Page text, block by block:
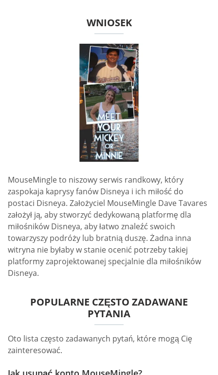
WNIOSEK
MouseMingle to niszowy serwis randkowy, który
zaspokaja kaprysy fanów Disneya i ich miłość do
postaci Disneya. Założyciel MouseMingle Dave Tavares
założył ją, aby stworzyć dedykowaną platformę dla
miłośników Disneya, aby łatwo znaleźć swoich
towarzyszy podróży lub bratnią duszę. Żadna inna
witryna nie byłaby w stanie ocenić potrzeby takiej
platformy zaprojektowanej specjalnie dla miłośników
Disneya.
POPULARNE CZĘSTO ZADAWANE
PYTANIA
Oto lista często zadawanych pytań, które mogą Cię
zainteresować.